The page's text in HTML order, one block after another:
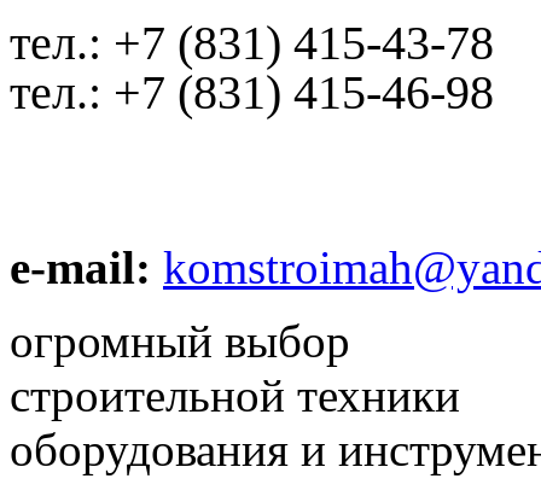
тел.: +7 (831) 415-43-78
тел.: +7 (831) 415-46-98
e-mail:
огромный выбор
строительной техники
оборудования и